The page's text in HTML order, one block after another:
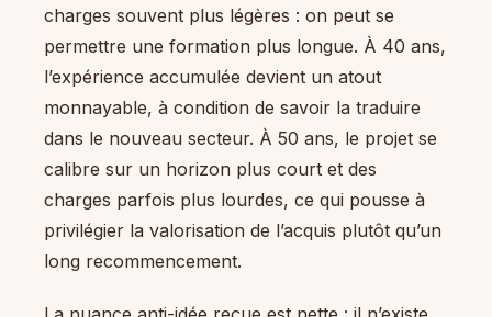
charges souvent plus légères : on peut se
permettre une formation plus longue. À 40 ans,
l’expérience accumulée devient un atout
monnayable, à condition de savoir la traduire
dans le nouveau secteur. À 50 ans, le projet se
calibre sur un horizon plus court et des
charges parfois plus lourdes, ce qui pousse à
privilégier la valorisation de l’acquis plutôt qu’un
long recommencement.